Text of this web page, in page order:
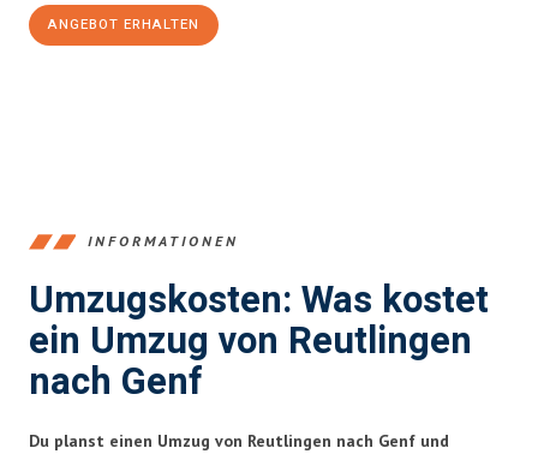
ANGEBOT ERHALTEN
INFORMATIONEN
Umzugskosten: Was kostet
ein Umzug von Reutlingen
nach Genf
Du planst einen Umzug von Reutlingen nach Genf und